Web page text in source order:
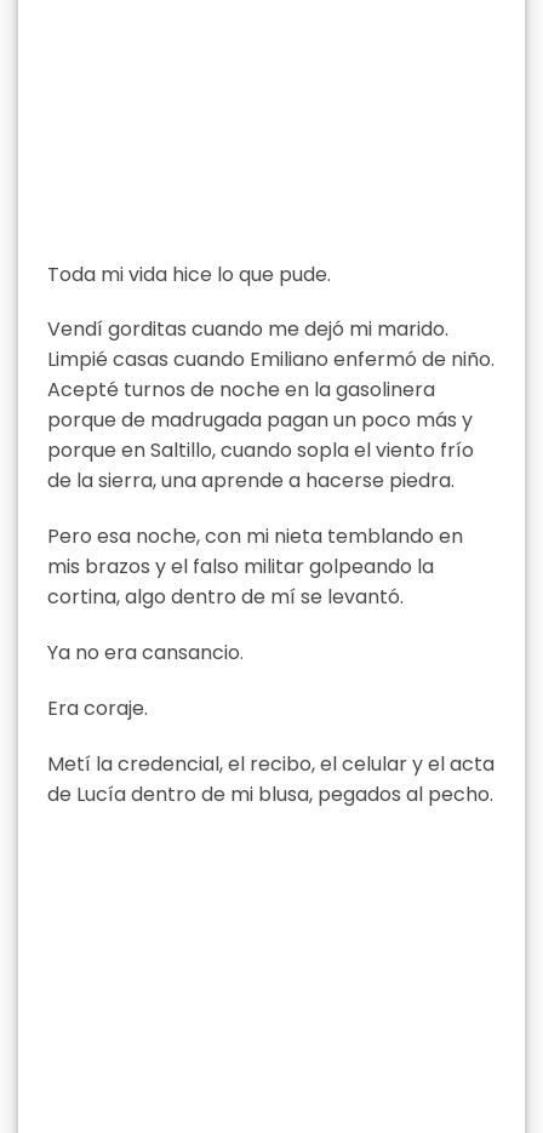
Toda mi vida hice lo que pude.
Vendí gorditas cuando me dejó mi marido.
Limpié casas cuando Emiliano enfermó de niño.
Acepté turnos de noche en la gasolinera
porque de madrugada pagan un poco más y
porque en Saltillo, cuando sopla el viento frío
de la sierra, una aprende a hacerse piedra.
Pero esa noche, con mi nieta temblando en
mis brazos y el falso militar golpeando la
cortina, algo dentro de mí se levantó.
Ya no era cansancio.
Era coraje.
Metí la credencial, el recibo, el celular y el acta
de Lucía dentro de mi blusa, pegados al pecho.